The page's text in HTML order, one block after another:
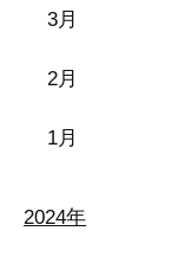
3月
2月
1月
2024年